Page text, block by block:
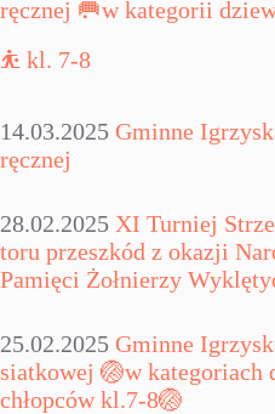
ręcznej 🥅w kategorii
⛹ kl. 7-8
14.03.2025 Gminne
ręcznej
28.02.2025 XI Turniej
toru przeszkód z okazji
Pamięci Żołnierzy
25.02.2025 Gminne
siatkowej 🏐w kategoriach
chłopców kl.7-8🏐